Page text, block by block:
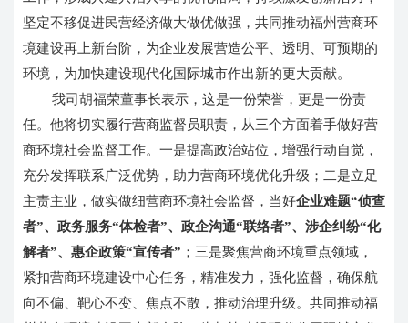
坚定不移促进民营经济做大做优做强，共同推动福州营商环
境建设再上新台阶，为企业发展营造公平、透明、可预期的
环境，为加快建设现代化国际城市作出新的更大贡献。
我司胡福荣董事长表示，这是一份荣誉，更是一份责
任。他将切实履行营商监督员职责，从三个方面着手做好营
商环境社会监督工作。一是提高政治站位，增强行动自觉，
充分发挥联系广泛优势，助力营商环境优化升级；二是立足
主责主业，做实做细营商环境社会监督，当好企业难题“侦查
者”、政务服务“体检者”、政企沟通“联络者”、涉企纠纷“化
解者”、惠企政策“宣传者” ；三是聚焦营商环境重点领域，
紧扣营商环境建设中心任务，精准发力，强化监督，确保航
向不偏、靶心不变、焦点不散，推动治理升级。共同推动福
内容监测服务 · 年度运维服务